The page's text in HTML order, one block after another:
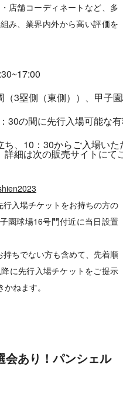
店舗コーディネートなど、多
み、業界内外から高い評価を
（3塁側（東側））、甲子
30の間に先行入場可能な
ち、10：30からご入場い
詳細は次の販売サイトにて
入場チケットをお持ちの方の
園球場16号門付近に当日設置
ちでない方も含めて、先着順
に先行入場チケットをご提示
ねます。
会あり！パンシェル